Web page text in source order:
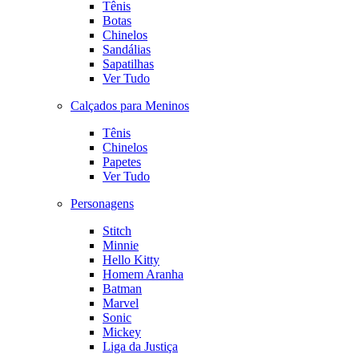
Tênis
Botas
Chinelos
Sandálias
Sapatilhas
Ver Tudo
Calçados para Meninos
Tênis
Chinelos
Papetes
Ver Tudo
Personagens
Stitch
Minnie
Hello Kitty
Homem Aranha
Batman
Marvel
Sonic
Mickey
Liga da Justiça